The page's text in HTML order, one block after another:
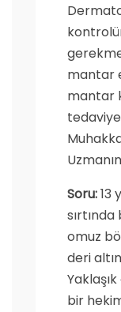
mantar
mantar
Soru:13
sırtında
omuz
deri
bir